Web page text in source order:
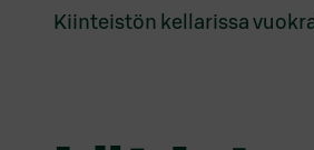
Kiinteistön kellarissa